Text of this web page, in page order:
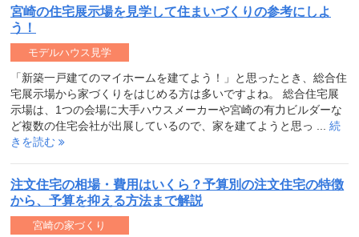
宮崎の住宅展示場を見学して住まいづくりの参考にしよ
う！
「新築一戸建てのマイホームを建てよう！」と思ったとき、総合住
宅展示場から家づくりをはじめる方は多いですよね。 総合住宅展
示場は、1つの会場に大手ハウスメーカーや宮崎の有力ビルダーな
ど複数の住宅会社が出展しているので、家を建てようと思っ ... 続
きを読む
モデルハウス見学
注文住宅の相場・費用はいくら？予算別の注文住宅の特徴
から、予算を抑える方法まで解説
宮崎の家づくり